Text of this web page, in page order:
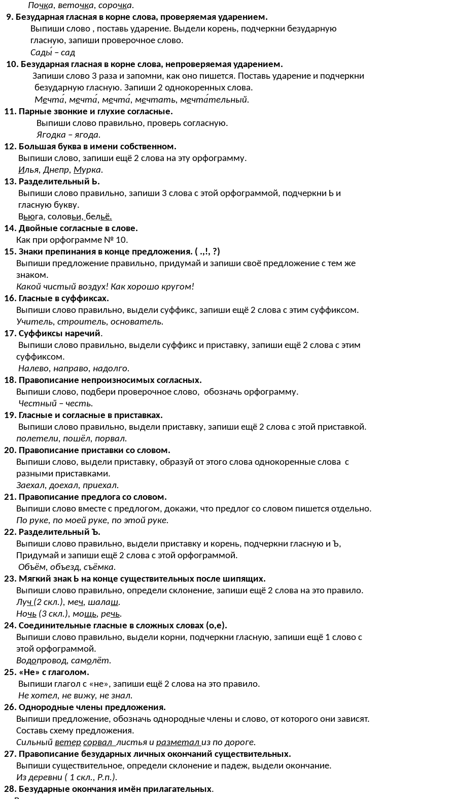
Почка, веточка, сорочка.
9. Безударная гласная в корне слова, проверяемая ударением.
Выпиши слово , поставь ударение. Выдели корень, подчеркни безударную
гласную, запиши проверочное слово.
Сады́ – сад
10. Безударная гласная в корне слова, непроверяемая ударением.
Запиши слово 3 раза и запомни, как оно пишется. Поставь ударение и подчеркни
безударную гласную. Запиши 2 однокоренных слова.
Мечта́, мечта́, мечта́, мечтать, мечта́тельный.
11. Парные звонкие и глухие согласные.
Выпиши слово правильно, проверь согласную.
Ягодка – ягода.
12. Большая буква в имени собственном.
Выпиши слово, запиши ещё 2 слова на эту орфограмму.
Илья, Днепр, Мурка.
13. Разделительный Ь.
Выпиши слово правильно, запиши 3 слова с этой орфограммой, подчеркни Ь и
гласную букву.
Вьюга, соловьи, бельё.
14. Двойные согласные в слове.
Как при орфограмме № 10.
15. Знаки препинания в конце предложения. ( .,!, ?)
Выпиши предложение правильно, придумай и запиши своё предложение с тем же
знаком.
Какой чистый воздух! Как хорошо кругом!
16. Гласные в суффиксах.
Выпиши слово правильно, выдели суффикс, запиши ещё 2 слова с этим суффиксом.
Учитель, строитель, основатель.
17. Суффиксы наречий.
Выпиши слово правильно, выдели суффикс и приставку, запиши ещё 2 слова с этим
суффиксом.
Налево, направо, надолго.
18. Правописание непроизносимых согласных.
Выпиши слово, подбери проверочное слово, обозначь орфограмму.
Честный – честь.
19. Гласные и согласные в приставках.
Выпиши слово правильно, выдели приставку, запиши ещё 2 слова с этой приставкой.
полетели, пошёл, порвал.
20. Правописание приставки со словом.
Выпиши слово, выдели приставку, образуй от этого слова однокоренные слова с
разными приставками.
Заехал, доехал, приехал.
21. Правописание предлога со словом.
Выпиши слово вместе с предлогом, докажи, что предлог со словом пишется отдельно.
По руке, по моей руке, по этой руке.
22. Разделительный Ъ.
Выпиши слово правильно, выдели приставку и корень, подчеркни гласную и Ъ,
Придумай и запиши ещё 2 слова с этой орфограммой.
Объём, объезд, съёмка.
23. Мягкий знак Ь на конце существительных после шипящих.
Выпиши слово правильно, определи склонение, запиши ещё 2 слова на это правило.
Луч (2 скл.), меч, шалаш.
Ночь (3 скл.), мощь, речь.
24. Соединительные гласные в сложных словах (о,е).
Выпиши слово правильно, выдели корни, подчеркни гласную, запиши ещё 1 слово с
этой орфограммой.
Водопровод, самолёт.
25. «Не» с глаголом.
Выпиши глагол с «не», запиши ещё 2 слова на это правило.
Не хотел, не вижу, не знал.
26. Однородные члены предложения.
Выпиши предложение, обозначь однородные члены и слово, от которого они зависят.
Составь схему предложения.
Сильный ветер сорвал листья и разметал из по дороге.
27. Правописание безударных личных окончаний существительных.
Выпиши существительное, определи склонение и падеж, выдели окончание.
Из деревни ( 1 скл., Р.п.).
28. Безударные окончания имён прилагательных.